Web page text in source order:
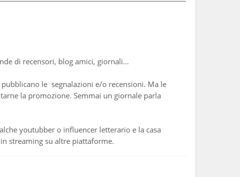
di recensori, blog amici, giornali...
le segnalazioni e/o recensioni. Ma le
la promozione. Semmai un giornale parla
youtubber o influencer letterario e la casa
streaming su altre piattaforme.